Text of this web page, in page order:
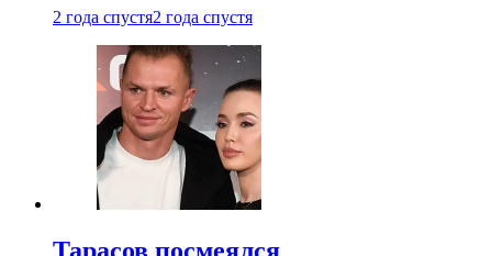
2 года спустя2 года спустя